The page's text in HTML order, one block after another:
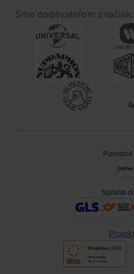
Sme dodávateľom značiek:
Spôsob